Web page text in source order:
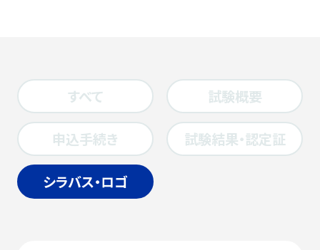
すべて 試験概要
申込手続き 試験結果・認定証
シラバス・ロゴ